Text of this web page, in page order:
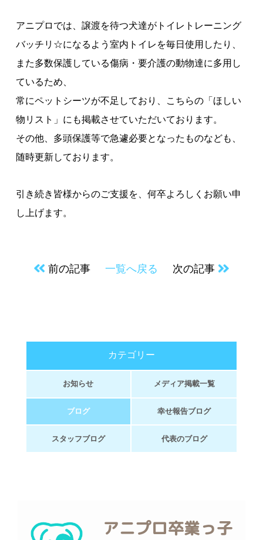
アニプロでは、譲渡を待つ犬達がトイレトレーニング
バッチリ☆になるよう室内トイレを毎日使用したり、
また多数保護している傷病・要介護の動物達に多用し
ているため、
常にペットシーツが不足しており、こちらの「ほしい
物リスト」にも掲載させていただいております。
その他、多頭保護等で急遽必要となったものなども、
随時更新しております。
引き続き皆様からのご支援を、何卒よろしくお願い申
し上げます。
前の記事 一覧へ戻る 次の記事
カテゴリー
お知らせ メディア掲載一覧
ブログ 幸せ報告ブログ
スタッフブログ 代表のブログ
アニプロ卒業っ子